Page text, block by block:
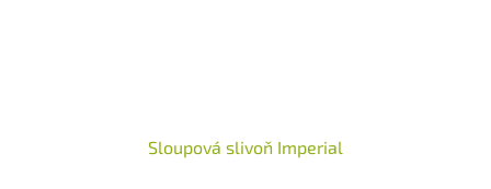
Sloupová slivoň Imperial